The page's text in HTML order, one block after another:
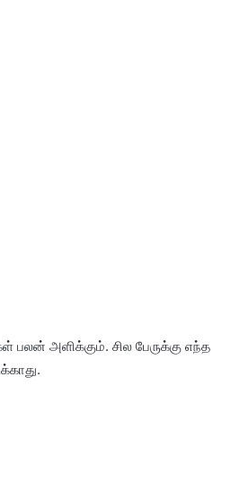
பலன் அளிக்கும். சில பேருக்கு எந்த